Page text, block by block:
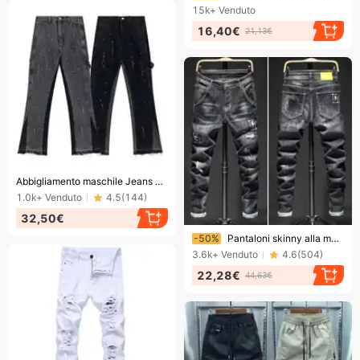
15k+ Venduto
16,40€ 21,13€
Finendo presto!
Abbigliamento maschile Jeans di alta gamma per uomo 2024 Primavera Nuovo stile Trendy Brand Slim Fit Versatile Pantaloni skinny atmosferici per uomo
1.0k+ Venduto 4.5(144)
32,50€
Finendo presto!
-50%
Pantaloni skinny alla moda elasticizzati e aderenti da uomo, con fori e toppe, personalità trendy, pantaloni lunghi da ragazzo
3.6k+ Venduto 4.6(504)
22,28€ 44,63€